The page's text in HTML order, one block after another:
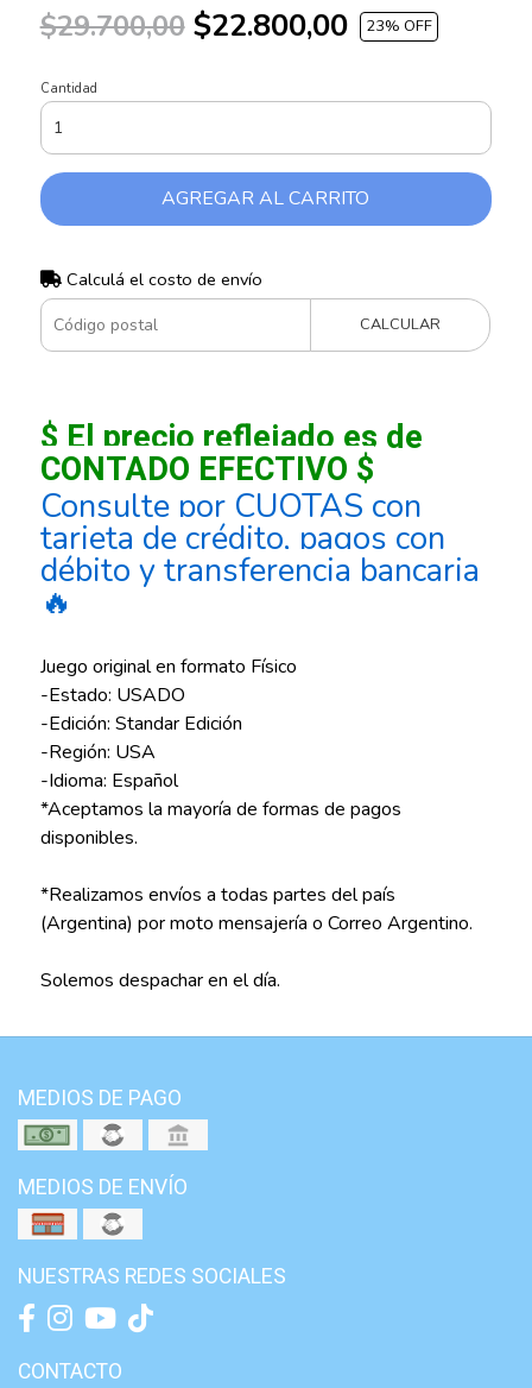
$29.700,00$22.800,00 23% OFF
Cantidad
AGREGAR AL CARRITO
Calculá el costo de envío
CALCULAR
$ El precio reflejado es de
CONTADO EFECTIVO $
Consulte por CUOTAS con
tarjeta de crédito, pagos con
débito y transferencia bancaria
🔥
Juego original en formato Físico
-Estado: USADO
-Edición: Standar Edición
-Región: USA
-Idioma: Español
*Aceptamos la mayoría de formas de pagos
disponibles.
*Realizamos envíos a todas partes del país
(Argentina) por moto mensajería o Correo Argentino.
Solemos despachar en el día.
MEDIOS DE PAGO
MEDIOS DE ENVÍO
NUESTRAS REDES SOCIALES
CONTACTO